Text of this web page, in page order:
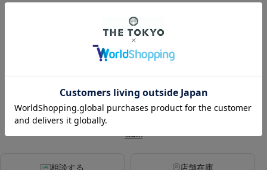
THE TOKYO
Aerogel Fabric Snap Cardigan
￥44,000税込
カラー
BLACK